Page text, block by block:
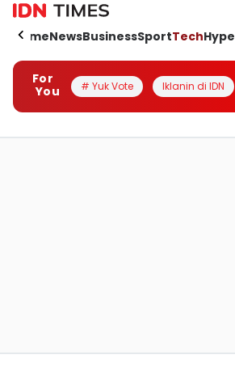
HomeNewsBusinessSportTechHype
For
You
# Yuk Vote Iklanin di IDN